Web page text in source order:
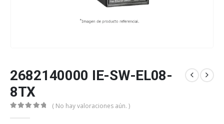
2682140000 IE-SW-EL08-
8TX
( No hay valoraciones aún. )